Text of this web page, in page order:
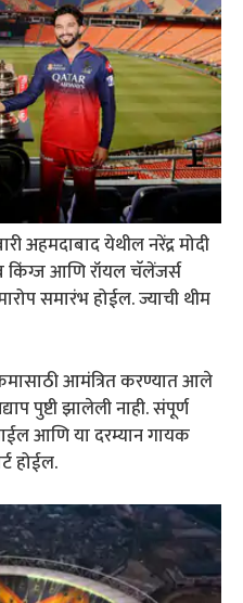
अहमदाबाद येथील नरेंद्र मोदी
किंग्ज आणि रॉयल चॅलेंजर्स
समारंभ होईल. ज्याची थीम
आमंत्रित करण्यात आले
पुष्टी झालेली नाही. संपूर्ण
आणि या दरम्यान गायक
होईल.